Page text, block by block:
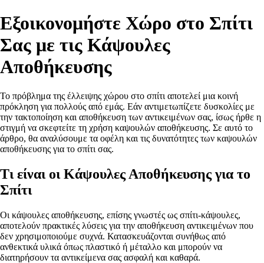
Εξοικονομήστε Χώρο στο Σπίτι
Σας με τις Κάψουλες
Αποθήκευσης
Το πρόβλημα της έλλειψης χώρου στο σπίτι αποτελεί μια κοινή
πρόκληση για πολλούς από εμάς. Εάν αντιμετωπίζετε δυσκολίες με
την τακτοποίηση και αποθήκευση των αντικειμένων σας, ίσως ήρθε η
στιγμή να σκεφτείτε τη χρήση καψουλών αποθήκευσης. Σε αυτό το
άρθρο, θα αναλύσουμε τα οφέλη και τις δυνατότητες των καψουλών
αποθήκευσης για το σπίτι σας.
Τι είναι οι Κάψουλες Αποθήκευσης για το
Σπίτι
Οι κάψουλες αποθήκευσης, επίσης γνωστές ως σπίτι-κάψουλες,
αποτελούν πρακτικές λύσεις για την αποθήκευση αντικειμένων που
δεν χρησιμοποιούμε συχνά. Κατασκευάζονται συνήθως από
ανθεκτικά υλικά όπως πλαστικό ή μέταλλο και μπορούν να
διατηρήσουν τα αντικείμενα σας ασφαλή και καθαρά.